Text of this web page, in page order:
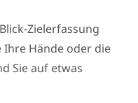
Zielerfassung
Ihre Hände oder die
Sie auf etwas